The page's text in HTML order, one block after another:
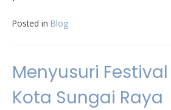
Posted in Blog
Menyusuri
Kota Sungai Raya